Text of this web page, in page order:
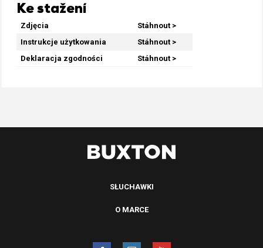
Ke stažení
Zdjęcia
Stáhnout >
Instrukcje użytkowania
Stáhnout >
Deklaracja zgodności
Stáhnout >
SŁUCHAWKI
O MARCE